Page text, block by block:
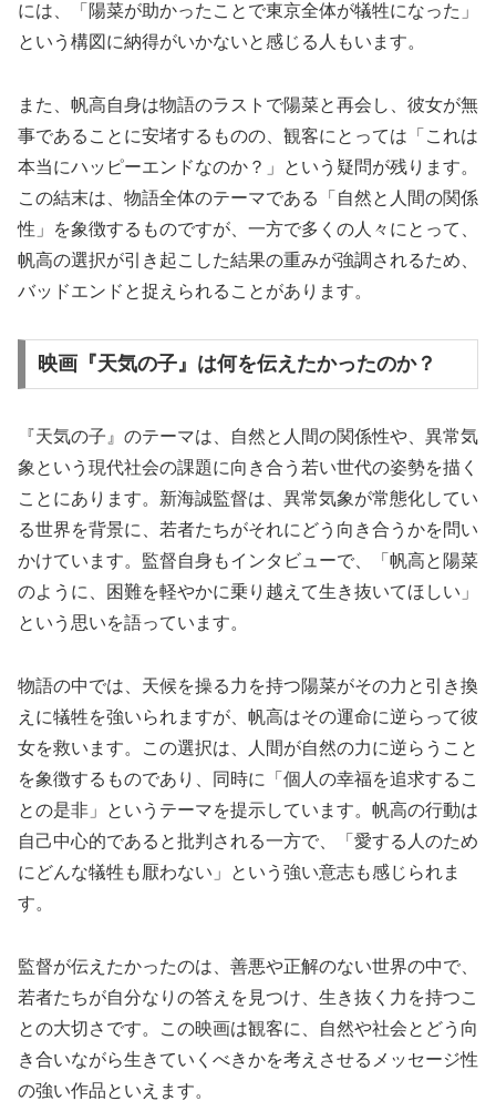
には、「陽菜が助かったことで東京全体が犠牲になった」
という構図に納得がいかないと感じる人もいます。
また、帆高自身は物語のラストで陽菜と再会し、彼女が無
事であることに安堵するものの、観客にとっては「これは
本当にハッピーエンドなのか？」という疑問が残ります。
この結末は、物語全体のテーマである「自然と人間の関係
性」を象徴するものですが、一方で多くの人々にとって、
帆高の選択が引き起こした結果の重みが強調されるため、
バッドエンドと捉えられることがあります。
映画『天気の子』は何を伝えたかったのか？
『天気の子』のテーマは、自然と人間の関係性や、異常気
象という現代社会の課題に向き合う若い世代の姿勢を描く
ことにあります。新海誠監督は、異常気象が常態化してい
る世界を背景に、若者たちがそれにどう向き合うかを問い
かけています。監督自身もインタビューで、「帆高と陽菜
のように、困難を軽やかに乗り越えて生き抜いてほしい」
という思いを語っています。
物語の中では、天候を操る力を持つ陽菜がその力と引き換
えに犠牲を強いられますが、帆高はその運命に逆らって彼
女を救います。この選択は、人間が自然の力に逆らうこと
を象徴するものであり、同時に「個人の幸福を追求するこ
との是非」というテーマを提示しています。帆高の行動は
自己中心的であると批判される一方で、「愛する人のため
にどんな犠牲も厭わない」という強い意志も感じられま
す。
監督が伝えたかったのは、善悪や正解のない世界の中で、
若者たちが自分なりの答えを見つけ、生き抜く力を持つこ
との大切さです。この映画は観客に、自然や社会とどう向
き合いながら生きていくべきかを考えさせるメッセージ性
の強い作品といえます。